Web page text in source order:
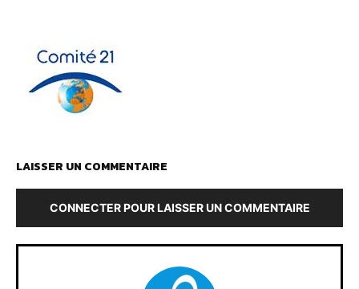
LAISSER UN COMMENTAIRE
CONNECTER POUR LAISSER UN COMMENTAIRE